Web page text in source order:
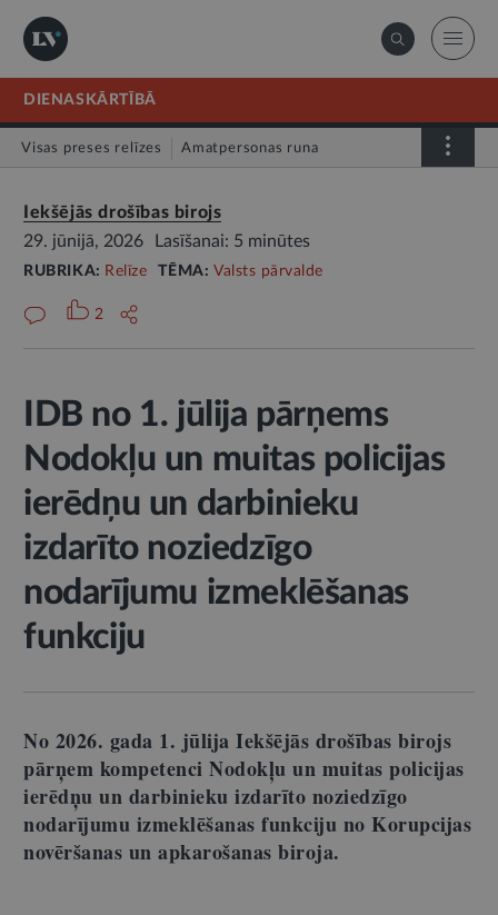
DIENASKĀRTĪBĀ
Visas preses relīzes Amatpersonas runa
Iekšējās drošības birojs
29. jūnijā, 2026
Lasīšanai: 5 minūtes
RUBRIKA: Relīze TĒMA:Valsts pārvalde
2
IDB no 1. jūlija pārņems
Nodokļu un muitas policijas
ierēdņu un darbinieku
izdarīto noziedzīgo
nodarījumu izmeklēšanas
funkciju
No 2026. gada 1. jūlija Iekšējās drošības birojs
pārņem kompetenci Nodokļu un muitas policijas
ierēdņu un darbinieku izdarīto noziedzīgo
nodarījumu izmeklēšanas funkciju no Korupcijas
novēršanas un apkarošanas biroja.